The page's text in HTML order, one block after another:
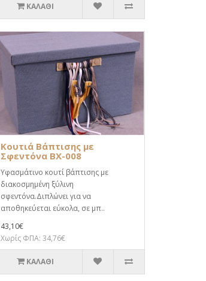
ΚΑΛΆΘΙ
Κουτιά Βάπτισης με
Σφεντόνα BX-008
Υφασμάτινο κουτί βάπτισης με
διακοσμημένη ξύλινη
σφεντόνα.Διπλώνει για να
αποθηκεύεται εύκολα, σε μπ..
43,10€
Χωρίς ΦΠΑ: 34,76€
ΚΑΛΆΘΙ